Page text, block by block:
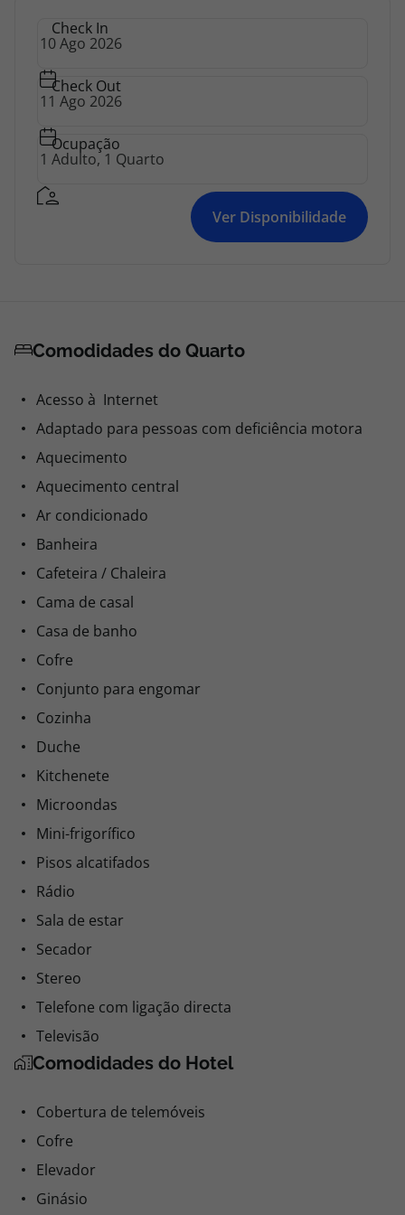
Check In
Check Out
Ocupação
Ver Disponibilidade
Comodidades do Quarto
Acesso à Internet
Adaptado para pessoas com deficiência motora
Aquecimento
Aquecimento central
Ar condicionado
Banheira
Cafeteira / Chaleira
Cama de casal
Casa de banho
Cofre
Conjunto para engomar
Cozinha
Duche
Kitchenete
Microondas
Mini-frigorífico
Pisos alcatifados
Rádio
Sala de estar
Secador
Stereo
Telefone com ligação directa
Televisão
Comodidades do Hotel
Cobertura de telemóveis
Cofre
Elevador
Ginásio